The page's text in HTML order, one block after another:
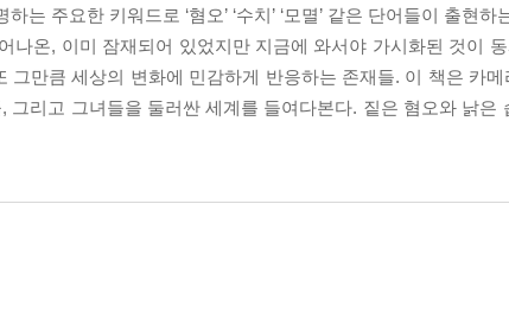
는 주요한 키워드로 ‘혐오’ ‘수치’ ‘모멸’ 같은 단어들이 출현
나온, 이미 잠재되어 있었지만 지금에 와서야 가시화된 것이
그만큼 세상의 변화에 민감하게 반응하는 존재들. 이 책은 카
그리고 그녀들을 둘러싼 세계를 들여다본다. 짙은 혐오와 낡은